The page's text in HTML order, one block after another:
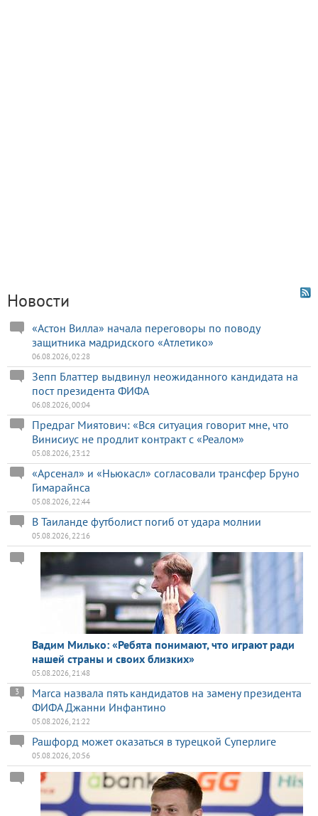
Новости
«Астон Вилла» начала переговоры по поводу
защитника мадридского «Атлетико»
06.08.2026, 02:28
Зепп Блаттер выдвинул неожиданного кандидата на
пост президента ФИФА
06.08.2026, 00:04
Предраг Миятович: «Вся ситуация говорит мне, что
Винисиус не продлит контракт с «Реалом»
05.08.2026, 23:12
«Арсенал» и «Ньюкасл» согласовали трансфер Бруно
Гимарайнса
05.08.2026, 22:44
В Таиланде футболист погиб от удара молнии
05.08.2026, 22:16
Вадим Милько: «Ребята понимают, что играют ради
нашей страны и своих близких»
05.08.2026, 21:48
Marca назвала пять кандидатов на замену президента
ФИФА Джанни Инфантино
3
05.08.2026, 21:22
Рашфорд может оказаться в турецкой Суперлиге
05.08.2026, 20:56